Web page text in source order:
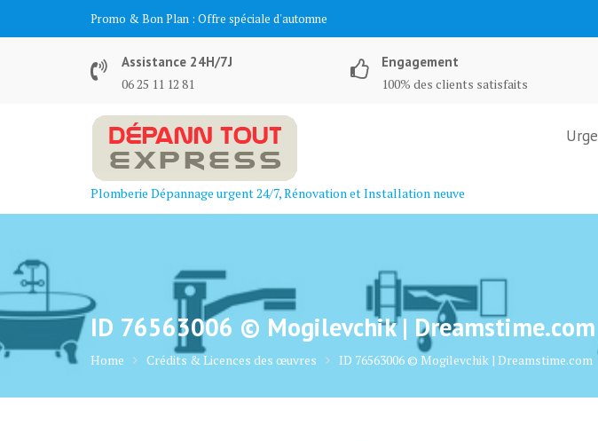
Promo & Bon Plan : Offre spéciale d'automne
Assistance 24H/7J
06 25 11 12 81
Engagement
100% des clients satisfaits
Plomberie Dépannage urgent 24/7, Rénovation et Installation neuve
ID 76563006 © Mogilevchik | Dreamstime.com
Home Crédits & Licences des œuvres ID 76563006 © Mogilevchik | Dreamstime.com